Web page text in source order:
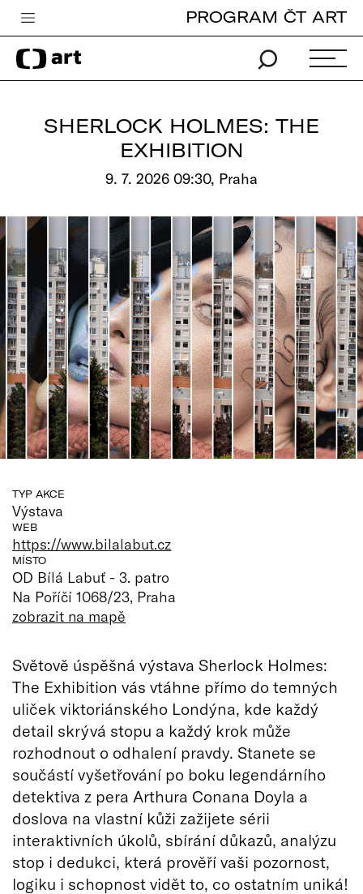
Česká televize
Zpravodajství
Vše o ČT
PROGRAM ČT ART
SHERLOCK HOLMES: THE
EXHIBITION
9. 7. 2026 09:30, Praha
TYP AKCE
Výstava
WEB
https://www.bilalabut.cz
MÍSTO
OD Bílá Labuť - 3. patro
Na Poříčí 1068/23, Praha
zobrazit na mapě
Světově úspěšná výstava Sherlock Holmes:
The Exhibition vás vtáhne přímo do temných
uliček viktoriánského Londýna, kde každý
detail skrývá stopu a každý krok může
rozhodnout o odhalení pravdy. Stanete se
součástí vyšetřování po boku legendárního
detektiva z pera Arthura Conana Doyla a
doslova na vlastní kůži zažijete sérii
interaktivních úkolů, sbírání důkazů, analýzu
stop i dedukci, která prověří vaši pozornost,
logiku i schopnost vidět to, co ostatním uniká!